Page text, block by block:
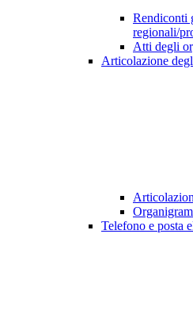
Rendiconti
regionali/
Atti degli
Articolazione
Telefono e posta